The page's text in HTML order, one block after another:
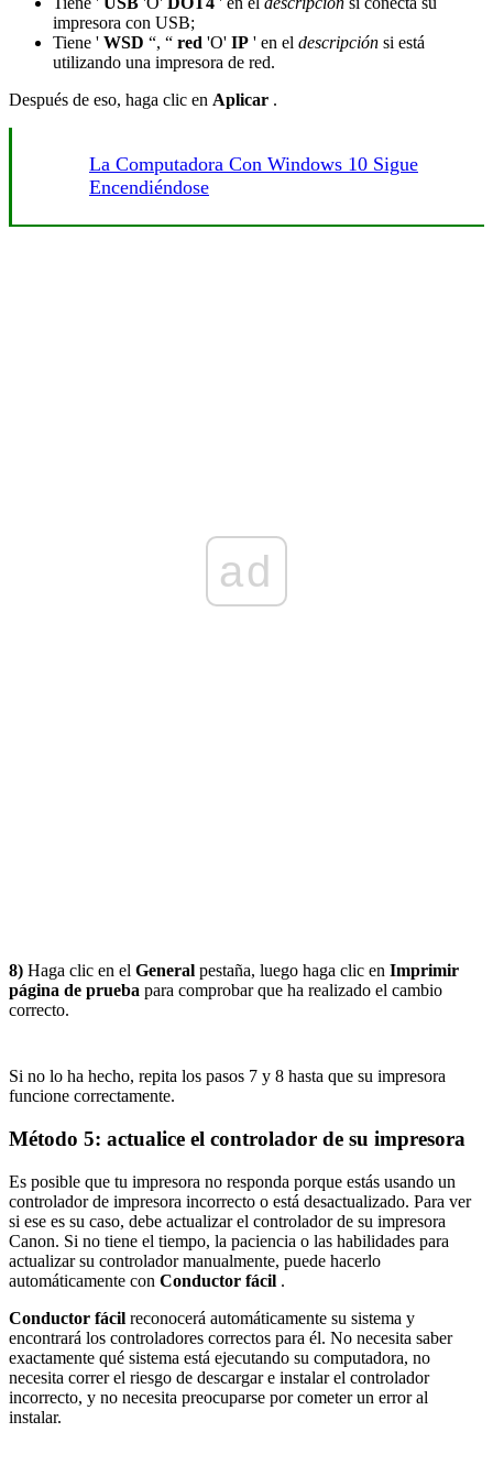
impresora con USB;
Tiene ' WSD “, “ red 'O' IP ' en el descripción si está
utilizando una impresora de red.
Después de eso, haga clic en Aplicar .
La Computadora Con Windows 10 Sigue
Encendiéndose
ad
8) Haga clic en el General pestaña, luego haga clic en Imprimir
página de prueba para comprobar que ha realizado el cambio
correcto.
Si no lo ha hecho, repita los pasos 7 y 8 hasta que su impresora
funcione correctamente.
Método 5: actualice el controlador de su impresora
Es posible que tu impresora no responda porque estás usando un
controlador de impresora incorrecto o está desactualizado. Para ver
si ese es su caso, debe actualizar el controlador de su impresora
Canon. Si no tiene el tiempo, la paciencia o las habilidades para
actualizar su controlador manualmente, puede hacerlo
automáticamente con Conductor fácil .
Conductor fácil reconocerá automáticamente su sistema y
encontrará los controladores correctos para él. No necesita saber
exactamente qué sistema está ejecutando su computadora, no
necesita correr el riesgo de descargar e instalar el controlador
incorrecto, y no necesita preocuparse por cometer un error al
instalar.